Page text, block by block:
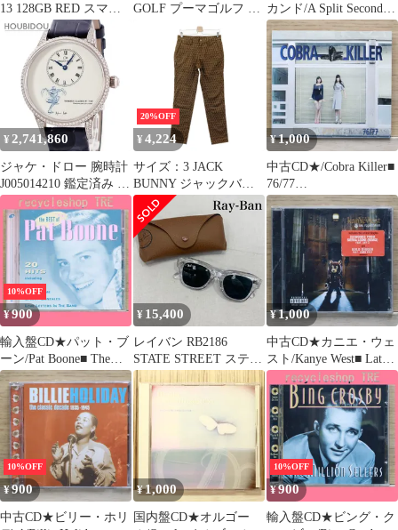
13 128GB RED スマー
トフォン ジャンク
T11501425
GOLF プーマゴルフ 長
袖ポロシャツ オレンジ
系 [240101501423] ゴル
フウェア メンズ ストス
カンド/A Split Second■
Kiss of fury
【AS5014CD/541344350
1426】A23457
¥ 2,741,860
ジャケ・ドロー 腕時計
J005014210 鑑定済み ブ
ランド
20%OFF
¥ 4,224
サイズ：3 JACK
BUNNY ジャックバニ
ー ストレッチパンツ う
さぎ ロゴ 総柄 ブラウ
ン系 [240101550142] ゴ
ルフウェア メンズ スト
スト
¥1,000
中古CD★/Cobra Killer■
76/77
【1569850142/40156985
01421】M03438
10%OFF
¥900
輸入盤CD★パット・ブ
ーン/Pat Boone■ The
Best of
【PLATCD434/50142936
43429】I01776
¥ 15,400
レイバン RB2186
STATE STREET ステー
トストリート クリアフ
レーム×ダークグレーレ
ンズ 601/71A 48□22 レ
ディース -
ISItems【USED】【古
着】【中古】50142821
¥1,000
中古CD★カニエ・ウェ
スト/Kanye West■ Late
Registration
【0602498824016/06024
98824016】Y50142
10%OFF
¥900
中古CD★ビリー・ホリ
¥1,000
国内盤CD★オルゴー
10%OFF
¥900
輸入盤CD★ビング・ク